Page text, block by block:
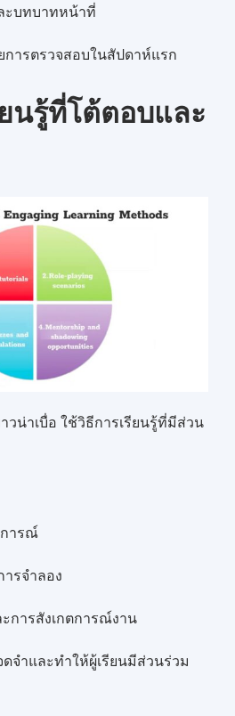
ะบทบาทหน้าที่
การตรวจสอบในสัปดาห์แรก
ยนรู้ที่โต้ตอบและ
วน่าเบื่อ ใช้วิธีการเรียนรู้ที่มีส่วน
ารณ์
รจำลอง
ะการสังเกตการณ์งาน
จำและทำให้ผู้เรียนมีส่วนร่วม